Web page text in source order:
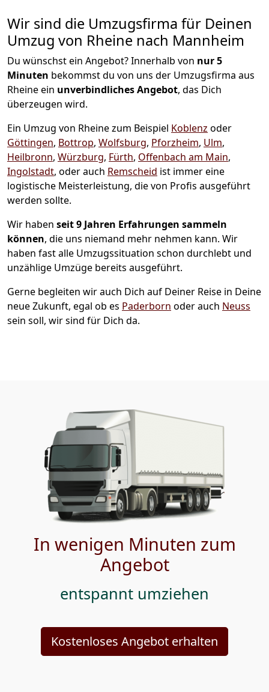
Wir sind die Umzugsfirma für Deinen
Umzug von Rheine nach Mannheim
Du wünschst ein Angebot? Innerhalb von nur 5
Minuten bekommst du von uns der Umzugsfirma aus
Rheine ein unverbindliches Angebot, das Dich
überzeugen wird.
Ein Umzug von Rheine zum Beispiel Koblenz oder
Göttingen, Bottrop, Wolfsburg, Pforzheim, Ulm,
Heilbronn, Würzburg, Fürth, Offenbach am Main,
Ingolstadt, oder auch Remscheid ist immer eine
logistische Meisterleistung, die von Profis ausgeführt
werden sollte.
Wir haben seit9 Jahren Erfahrungen sammeln
können, die uns niemand mehr nehmen kann. Wir
haben fast alle Umzugssituation schon durchlebt und
unzählige Umzüge bereits ausgeführt.
Gerne begleiten wir auch Dich auf Deiner Reise in Deine
neue Zukunft, egal ob es Paderborn oder auch Neuss
sein soll, wir sind für Dich da.
In wenigen Minuten zum
Angebot
entspannt umziehen
Kostenloses Angebot erhalten